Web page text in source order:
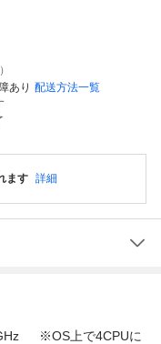
あり 配送方法一覧
ます 詳細
※OS上で4CPUに